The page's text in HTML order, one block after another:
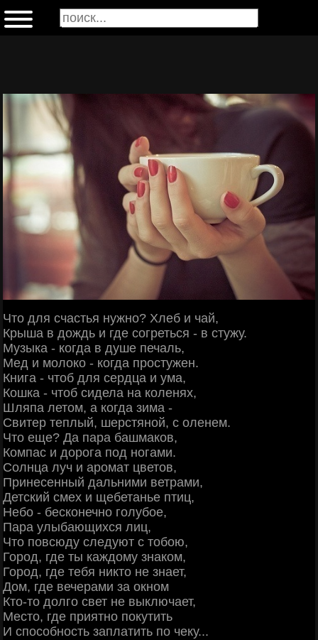
Что для счастья нужно? Хлеб и чай,
Крыша в дождь и где согреться - в стужу.
Музыка - когда в душе печаль,
Мед и молоко - когда простужен.
Книга - чтоб для сердца и ума,
Кошка - чтоб сидела на коленях,
Шляпа летом, а когда зима -
Свитер теплый, шерстяной, с оленем.
Что еще? Да пара башмаков,
Компас и дорога под ногами.
Солнца луч и аромат цветов,
Принесенный дальними ветрами,
Детский смех и щебетанье птиц,
Небо - бесконечно голубое,
Пара улыбающихся лиц,
Что повсюду следуют с тобою,
Город, где ты каждому знаком,
Город, где тебя никто не знает,
Дом, где вечерами за окном
Кто-то долго свет не выключает,
Место, где приятно покутить
И способность заплатить по чеку...